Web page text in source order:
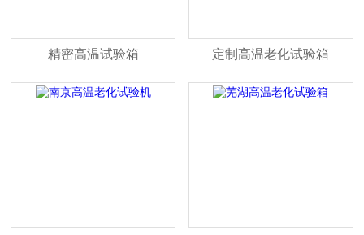
精密高温试验箱 定制高温老化试验箱